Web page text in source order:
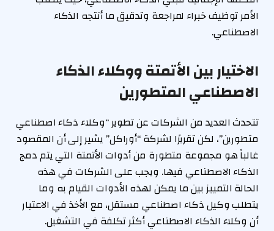
الأمر توظيف خبراء لمراجعة وتدقيق ما أنتجه الذكاء
الاصطناعي.
الاختيار بين الأتمتة ووكلاء الذكاء
الاصطناعي المتطورين
تتحدث العديد من الشركات عن تطوير “وكلاء ذكاء اصطناعي
متطورين”، لكن تقريرًا لشركة “أوراكل” يشير إلى أن المقصود
غالباً هو مجموعة متطورة من أدوات الأتمتة التي يتم دمج
الذكاء الاصطناعي فيها. ويجب على الشركات في هذه
الحالة التمييز بين ما يمكن لهذه الأدوات القيام به وما
يتطلب وكيل ذكاء اصطناعي مستقل، مع الأخذ في الاعتبار
أن وكلاء الذكاء الاصطناعي أكثر تكلفة في التشغيل.